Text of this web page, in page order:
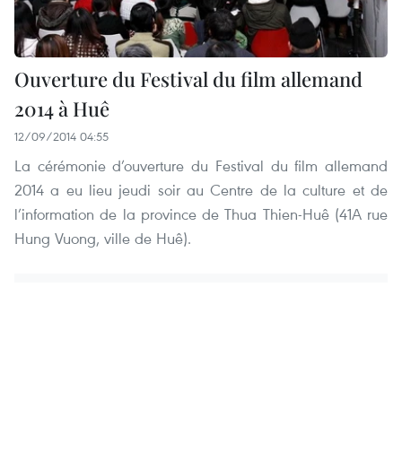
Ouverture du Festival du film allemand
2014 à Huê
12/09/2014 04:55
La cérémonie d’ouverture du Festival du film allemand
2014 a eu lieu jeudi soir au Centre de la culture et de
l’information de la province de Thua Thien-Huê (41A rue
Hung Vuong, ville de Huê).